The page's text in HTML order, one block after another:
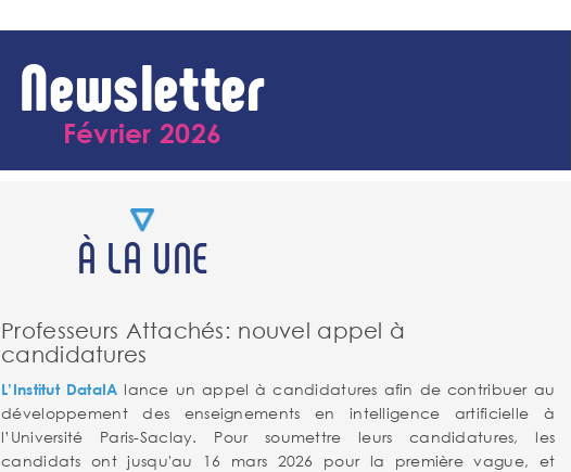
Newsletter
Février 2026
À LA UNE
Professeurs Attachés: nouvel appel à
candidatures
L’Institut DataIA lance un appel à candidatures afin de contribuer au
développement des enseignements en intelligence artificielle à
l’Université Paris-Saclay. Pour soumettre leurs candidatures, les
candidats ont jusqu'au 16 mars 2026 pour la première vague, et